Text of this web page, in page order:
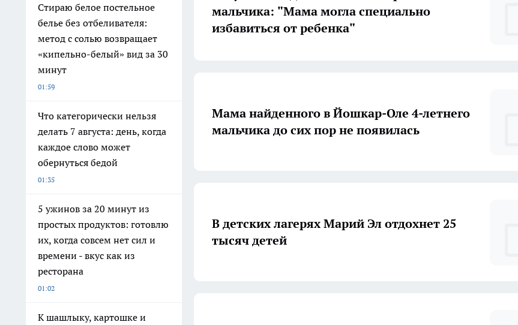
Стираю белое постельное
белье без отбеливателя:
метод с солью возвращает
«кипельно-белый» вид за 30
минут
01:59
Что категорически нельзя
делать 7 августа: день, когда
каждое слово может
обернуться бедой
01:35
5 ужинов за 20 минут из
простых продуктов: готовлю
их, когда совсем нет сил и
времени - вкус как из
ресторана
01:02
К шашлыку, картошке и
мальчика: "Мама могла специально
избавиться от ребенка"
Мама найденного в Йошкар-Оле 4-летнего
мальчика до сих пор не появилась
В детских лагерях Марий Эл отдохнет 25
тысяч детей